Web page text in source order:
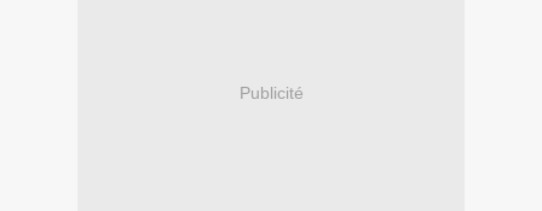
Publicité